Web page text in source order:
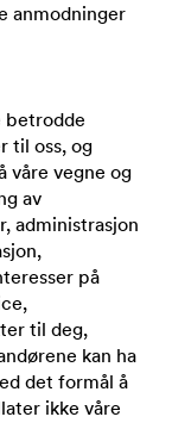
anmodninger
betrodde
til oss, og
våre vegne og
av
administrasjon
på
til deg,
kan ha
det formål å
ikke våre